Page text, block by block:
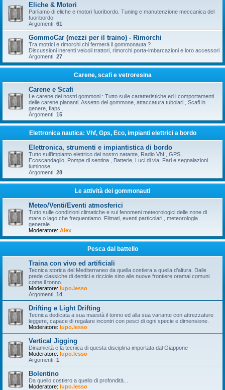
Eliche & Motori
Parliamo di eliche e motori fuoribordo. Tuning e manutenzione meccanica del
fuoribordo
Argomenti: 61
GommoCar (mezzi per il traino) - Rimorchi
Tra motrici e rimorchi chi fermerà il gommonauta ?
Discussioni inerenti veicoli trattori, rimorchi porta-imbarcazioni e loro accessori
Argomenti: 27
Carene, scafi e vetroresina
Carene e Scafi
Le carene dei nostri gommoni : Tutto sulle caratteristiche ed i comportamenti
delle carene plananti. Assetto del gommone, attaccatura tubolari , Scafi in
genere, flaps .
Argomenti: 15
Elettronica nautica: Vhf, Gps, Eco, impianti elettrici a bordo
Elettronica, strumenti e impiantistica di bordo
Tutto sull'impianto elettrico del nostro natante, Radio Vhf , GPS,
Ecoscandaglio, Pompe di sentina , Batterie, Luci di via, Fari e segnalazioni
luminose.
Argomenti: 28
Le attività dei gommonauti
Meteo/Venti/Eventi atmosferici
Tutto sulle condizioni climatiche e sui fenomeni meteorologici delle zone di
mare o lago che frequentiamo. Filmati, eventi particolari , meteorologia
generale.
Moderatore: Alex
Pesca dal battello
Traina con vivo ed artificiali
Tecnica storica del Mediterraneo da quella costiera a quella d’altura. Dalle
prede classiche di dentici e ricciole sino alle nuove frontiere oramai comuni
come il tonno.
Moderatore: lupo.lesso
Argomenti: 14
Drifting e Light Drifting
Tecnica dedicata a sua maestà il tonno ed alla sua variante con attrezzature
leggere, capace di regalare incontri con pesci di ogni specie e dimensione.
Moderatore: lupo.lesso
Vertical Jigging
Dinamicità e la tecnica di questa disciplina importata dal Giappone
Moderatore: lupo.lesso
Argomenti: 1
Bolentino
Da quello costiero a quello di profondità...
Moderatore: lupo.lesso